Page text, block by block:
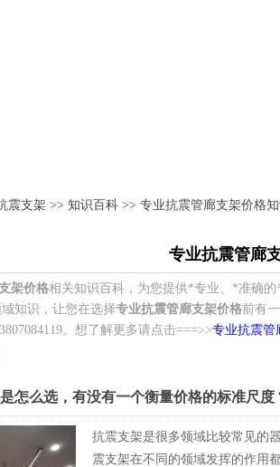
震支架 >> 知识百科 >> 专业抗震管廊支架价格
专业抗震管廊
架价格相关知识百科，为您提供*专业、*准确
知识，让您在选择专业抗震管廊支架价格前有
。想了解更多请点击===>>专业抗震管
怎么选，有没有一个衡量价格的标准尺度
抗震支架是很多领域比较常见的
震支架在不同的领域发挥的作用